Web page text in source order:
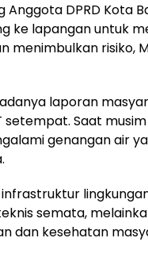
Anggota DPRD Kota
ke lapangan untuk
menimbulkan risiko,
laporan
Saat musim
genangan air
semata,
dan kesehatan